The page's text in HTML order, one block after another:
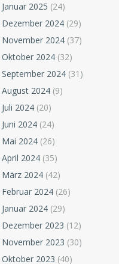
Januar 2025 (24)
Dezember 2024 (29)
November 2024 (37)
Oktober 2024 (32)
September 2024 (31)
August 2024 (9)
Juli 2024 (20)
Juni 2024 (24)
Mai 2024 (26)
April 2024 (35)
März 2024 (42)
Februar 2024 (26)
Januar 2024 (29)
Dezember 2023 (12)
November 2023 (30)
Oktober 2023 (40)